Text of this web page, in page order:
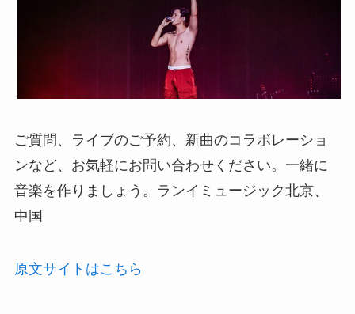
ご質問、ライブのご予約、新曲のコラボレーショ
ンなど、お気軽にお問い合わせください。一緒に
音楽を作りましょう。ランイミュージック北京、
中国
原文サイトはこちら